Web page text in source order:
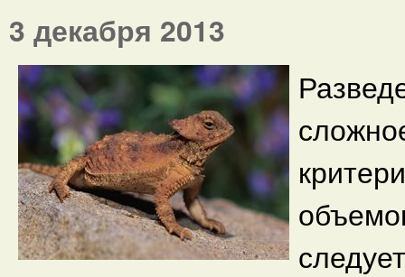
3 декабря 2013